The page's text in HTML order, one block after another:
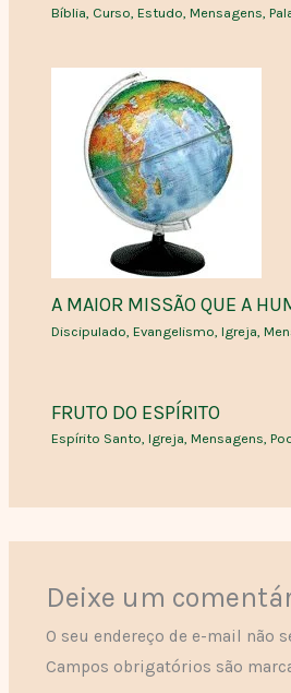
Bíblia, Curso, Estudo, Mensagens,
A MAIOR MISSÃO QUE A
Discipulado Evangelismo Igreja
FRUTO DO ESPÍRITO
Espírito Santo, Igreja, Mensagens,
Deixe um
O seu endereço de e-mail não
Campos obrigatórios são